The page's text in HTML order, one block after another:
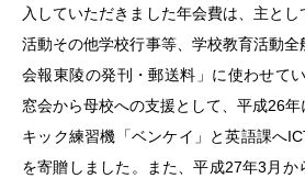
入していただきました年会費は、主と
活動その他学校行事等、学校教育活動
会報東陵の発刊・郵送料」に使わせて
窓会から母校への支援として、平成26
キック練習機「ベンケイ」と英語課へ
を寄贈しました。また、平成27年3月か